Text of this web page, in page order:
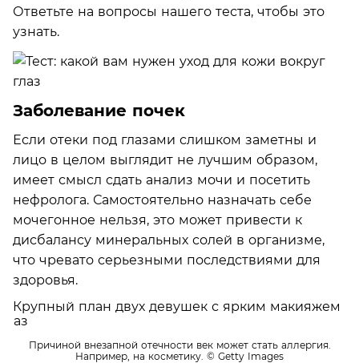
Ответьте на вопросы нашего теста, чтобы это
узнать.
Заболевание почек
Если отеки под глазами слишком заметны и
лицо в целом выглядит не лучшим образом,
имеет смысл сдать анализ мочи и посетить
нефролога. Самостоятельно назначать себе
мочегонное нельзя, это может привести к
дисбалансу минеральных солей в организме,
что чревато серьезными последствиями для
здоровья.
Причиной внезапной отечности век может стать аллергия.
Например, на косметику. © Getty Images